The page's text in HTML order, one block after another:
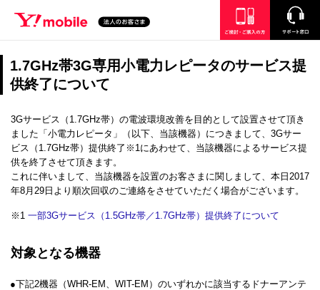
SEARCH
1.7GHz帯3G専用小電力レピータのサービス提
供終了について
3Gサービス（1.7GHz帯）の電波環境改善を目的として設置させて頂き
ました「小電力レピータ」（以下、当該機器）につきまして、3Gサー
ビス（1.7GHz帯）提供終了※1にあわせて、当該機器によるサービス提
供を終了させて頂きます。
これに伴いまして、当該機器を設置のお客さまに関しまして、本日2017
年8月29日より順次回収のご連絡をさせていただく場合がございます。
※1 一部3Gサービス（1.5GHz帯／1.7GHz帯）提供終了について
対象となる機器
下記2機器（WHR-EM、WIT-EM）のいずれかに該当するドナーアンテ